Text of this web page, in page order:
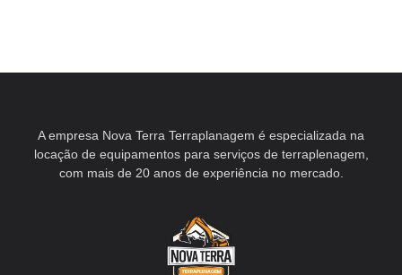
A empresa Nova Terra Terraplanagem é especializada na
locação de equipamentos para serviços de terraplenagem,
com mais de 20 anos de experiência no mercado.